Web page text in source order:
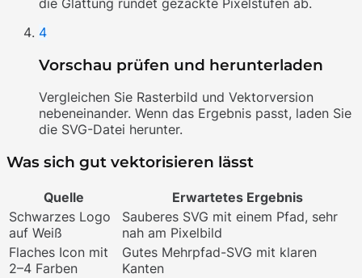
die Glättung rundet gezackte Pixelstufen ab.
4
Vorschau prüfen und herunterladen
Vergleichen Sie Rasterbild und Vektorversion
nebeneinander. Wenn das Ergebnis passt, laden Sie
die SVG-Datei herunter.
Was sich gut vektorisieren lässt
Quelle
Erwartetes Ergebnis
Schwarzes Logo
auf Weiß
Sauberes SVG mit einem Pfad, sehr
nah am Pixelbild
Flaches Icon mit
2–4 Farben
Gutes Mehrpfad-SVG mit klaren
Kanten